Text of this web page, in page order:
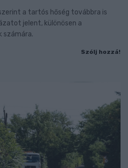
a tartós hőség továbbra is
jelent, különösen a
Szólj hozzá!